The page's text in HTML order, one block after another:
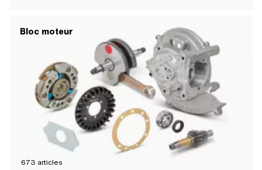
Bloc moteur
673 articles